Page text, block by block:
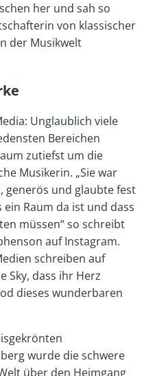
her und sah so
von klassischer
der Musikwelt
Unglaublich viele
Bereichen
zutiefst um die
Musikerin. „Sie war
und glaubte fest
Raum da ist und dass
müssen“ so schreibt
auf Instagram.
schreiben auf
Sky, dass ihr Herz
dieses wunderbaren
wurde die schwere
über den Heimgang